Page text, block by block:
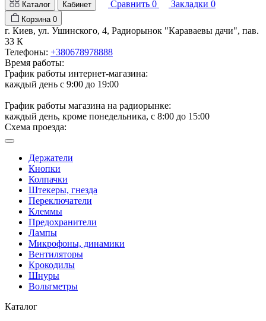
Каталог Кабинет Сравнить 0 Закладки 0
Корзина 0
г. Киев, ул. Ушинского, 4, Радиорынок "Караваевы дачи", пав.
33 К
Телефоны: +380678978888
Время работы:
График работы интернет-магазина:
каждый день с 9:00 до 19:00
График работы магазина на радиорынке:
каждый день, кроме понедельника, с 8:00 до 15:00
Схема проезда:
Держатели
Кнопки
Колпачки
Штекеры, гнезда
Переключатели
Клеммы
Предохранители
Лампы
Микрофоны, динамики
Вентиляторы
Крокодилы
Шнуры
Вольтметры
Каталог